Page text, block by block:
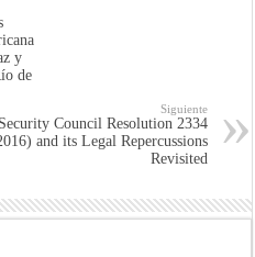
y
de
Siguiente
Security Council Resolution 2334
and its Legal Repercussions
Revisited